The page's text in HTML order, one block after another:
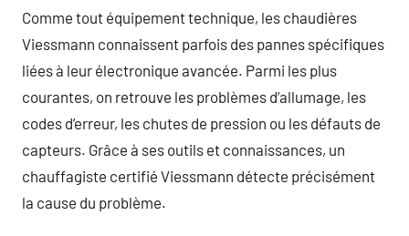
Comme tout équipement technique, les chaudières
Viessmann connaissent parfois des pannes spécifiques
liées à leur électronique avancée. Parmi les plus
courantes, on retrouve les problèmes d’allumage, les
codes d’erreur, les chutes de pression ou les défauts de
capteurs. Grâce à ses outils et connaissances, un
chauffagiste certifié Viessmann détecte précisément
la cause du problème.